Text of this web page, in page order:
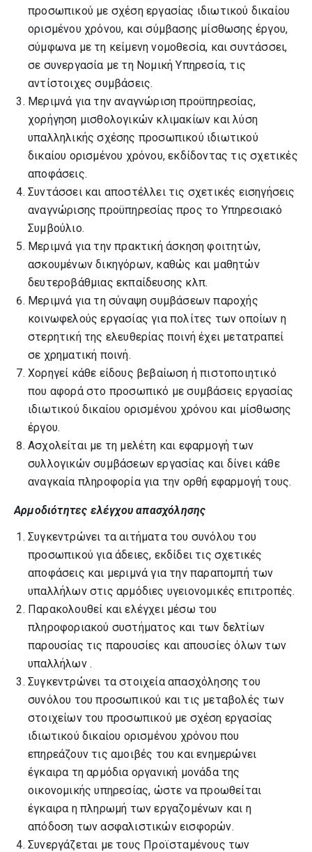
προσωπικού με σχέση εργασίας ιδιωτικού δικαίου
ορισμένου χρόνου, και σύμβασης μίσθωσης έργου,
σύμφωνα με τη κείμενη νομοθεσία, και συντάσσει,
σε συνεργασία με τη Νομική Υπηρεσία, τις
αντίστοιχες συμβάσεις.
Μεριμνά για την αναγνώριση προϋπηρεσίας,
χορήγηση μισθολογικών κλιμακίων και λύση
υπαλληλικής σχέσης προσωπικού ιδιωτικού
δικαίου ορισμένου χρόνου, εκδίδοντας τις σχετικές
αποφάσεις.
Συντάσσει και αποστέλλει τις σχετικές εισηγήσεις
αναγνώρισης προϋπηρεσίας προς το Υπηρεσιακό
Συμβούλιο.
Μεριμνά για την πρακτική άσκηση φοιτητών,
ασκουμένων δικηγόρων, καθώς και μαθητών
δευτεροβάθμιας εκπαίδευσης κλπ.
Μεριμνά για τη σύναψη συμβάσεων παροχής
κοινωφελούς εργασίας για πολίτες των οποίων η
στερητική της ελευθερίας ποινή έχει μετατραπεί
σε χρηματική ποινή.
Χορηγεί κάθε είδους βεβαίωση ή πιστοποιητικό
που αφορά στο προσωπικό με συμβάσεις εργασίας
ιδιωτικού δικαίου ορισμένου χρόνου και μίσθωσης
έργου.
Ασχολείται με τη μελέτη και εφαρμογή των
συλλογικών συμβάσεων εργασίας και δίνει κάθε
αναγκαία πληροφορία για την ορθή εφαρμογή τους.
Αρμοδιότητες ελέγχου απασχόλησης
Συγκεντρώνει τα αιτήματα του συνόλου του
προσωπικού για άδειες, εκδίδει τις σχετικές
αποφάσεις και μεριμνά για την παραπομπή των
υπαλλήλων στις αρμόδιες υγειονομικές επιτροπές.
Παρακολουθεί και ελέγχει μέσω του
πληροφοριακού συστήματος και των δελτίων
παρουσίας τις παρουσίες και απουσίες όλων των
υπαλλήλων .
Συγκεντρώνει τα στοιχεία απασχόλησης του
συνόλου του προσωπικού και τις μεταβολές των
στοιχείων του προσωπικού με σχέση εργασίας
ιδιωτικού δικαίου ορισμένου χρόνου που
επηρεάζουν τις αμοιβές του και ενημερώνει
έγκαιρα τη αρμόδια οργανική μονάδα της
οικονομικής υπηρεσίας, ώστε να προωθείται
έγκαιρα η πληρωμή των εργαζομένων και η
απόδοση των ασφαλιστικών εισφορών.
Συνεργάζεται με τους Προϊσταμένους των